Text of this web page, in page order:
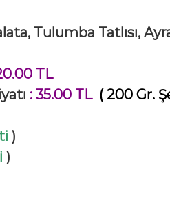
Tulumba Tatlısı,
TL
: 35.00 TL ( 200 Gr.
)
)